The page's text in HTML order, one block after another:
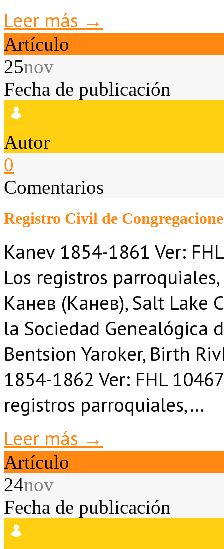
Leer más →
Artículo
25nov
Fecha de publicación
Autor
0
Comentarios
Registro Civil de
Kanev 1854-1861 Ver:
Los registros
Канев (Канев), Salt Lake
la Sociedad Genealógica
Bentsion Yaroker, Birth
1854-1862 Ver: FHL
registros parroquiales,…
Leer más →
Artículo
24nov
Fecha de publicación